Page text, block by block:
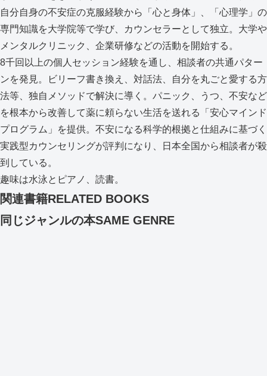
自分自身の不安症の克服経験から「心と身体」、「心理学」の
専門知識を大学院等で学び、カウンセラーとして独立。大学や
メンタルクリニック、企業研修などの活動を開始する。
8千回以上の個人セッション経験を通し、相談者の共通パター
ンを発見。ビリーフ書き換え、対話法、自分を丸ごと愛する方
法等、独自メソッドで解決に導く。パニック、うつ、不安など
を根本から改善して薬に頼らない生活を送れる「安心マインド
プログラム」を提供。不安になる科学的根拠と仕組みに基づく
実践型カウンセリングが評判になり、日本全国から相談者が殺
到している。
趣味は水泳とピアノ、読書。
関連書籍RELATED BOOKS
同じジャンルの本SAME GENRE